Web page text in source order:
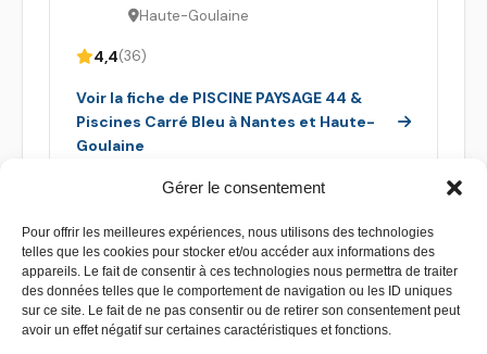
Gérer le consentement
Pour offrir les meilleures expériences, nous utilisons des technologies
telles que les cookies pour stocker et/ou accéder aux informations des
appareils. Le fait de consentir à ces technologies nous permettra de traiter
des données telles que le comportement de navigation ou les ID uniques
sur ce site. Le fait de ne pas consentir ou de retirer son consentement peut
avoir un effet négatif sur certaines caractéristiques et fonctions.
Haute-Goulaine
4,4(36)
Voir la fiche de PISCINE PAYSAGE 44 &
Piscines Carré Bleu à Nantes et Haute-
Goulaine